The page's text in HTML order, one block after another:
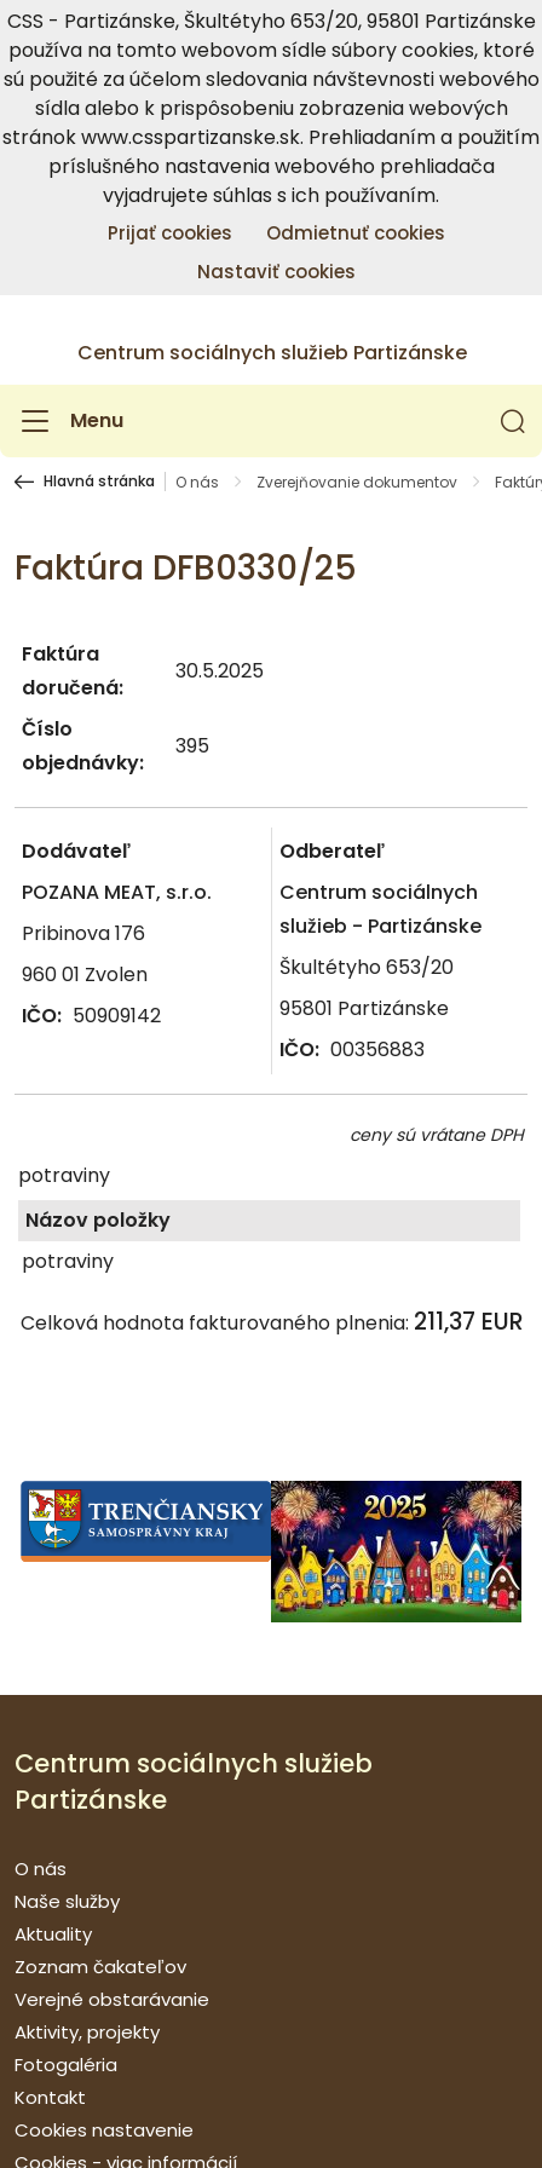
CSS - Partizánske, Škultétyho 653/20, 95801 Partizánske
používa na tomto webovom sídle súbory cookies, ktoré
sú použité za účelom sledovania návštevnosti webového
sídla alebo k prispôsobeniu zobrazenia webových
stránok www.csspartizanske.sk. Prehliadaním a použitím
príslušného nastavenia webového prehliadača
vyjadrujete súhlas s ich používaním.
Prijať cookies
Odmietnuť cookies
Nastaviť cookies
Centrum sociálnych služieb Partizánske
Menu
Hlavná stránka O nás Zverejňovanie dokumentov
Faktúra DFB0330/25
Faktúra
doručená:
30.5.2025
Číslo
objednávky:
395
Dodávateľ
POZANA MEAT, s.r.o.
Pribinova 176
960 01 Zvolen
IČO: 50909142
Odberateľ
Centrum sociálnych
služieb - Partizánske
Škultétyho 653/20
95801 Partizánske
IČO: 00356883
ceny sú vrátane DPH
potraviny
Názov položky
potraviny
Celková hodnota fakturovaného plnenia: 211,37 EUR
Centrum sociálnych služieb
Partizánske
O nás
Naše služby
Aktuality
Zoznam čakateľov
Verejné obstarávanie
Aktivity, projekty
Fotogaléria
Kontakt
Cookies nastavenie
Cookies - viac informácií